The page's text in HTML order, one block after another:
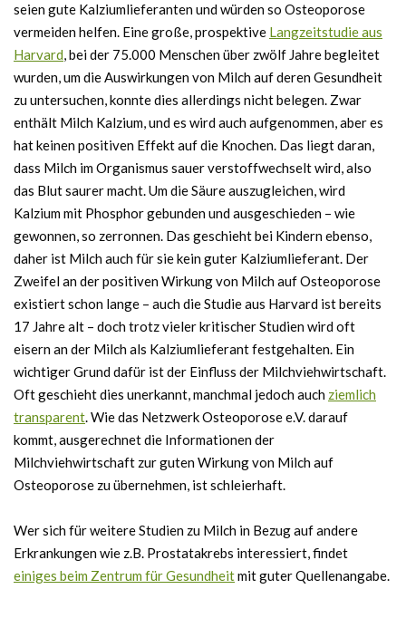
seien gute Kalziumlieferanten und würden so Osteoporose
vermeiden helfen. Eine große, prospektive Langzeitstudie aus
Harvard, bei der 75.000 Menschen über zwölf Jahre begleitet
wurden, um die Auswirkungen von Milch auf deren Gesundheit
zu untersuchen, konnte dies allerdings nicht belegen. Zwar
enthält Milch Kalzium, und es wird auch aufgenommen, aber es
hat keinen positiven Effekt auf die Knochen. Das liegt daran,
dass Milch im Organismus sauer verstoffwechselt wird, also
das Blut saurer macht. Um die Säure auszugleichen, wird
Kalzium mit Phosphor gebunden und ausgeschieden – wie
gewonnen, so zerronnen. Das geschieht bei Kindern ebenso,
daher ist Milch auch für sie kein guter Kalziumlieferant. Der
Zweifel an der positiven Wirkung von Milch auf Osteoporose
existiert schon lange – auch die Studie aus Harvard ist bereits
17 Jahre alt – doch trotz vieler kritischer Studien wird oft
eisern an der Milch als Kalziumlieferant festgehalten. Ein
wichtiger Grund dafür ist der Einfluss der Milchviehwirtschaft.
Oft geschieht dies unerkannt, manchmal jedoch auch ziemlich
transparent. Wie das Netzwerk Osteoporose e.V. darauf
kommt, ausgerechnet die Informationen der
Milchviehwirtschaft zur guten Wirkung von Milch auf
Osteoporose zu übernehmen, ist schleierhaft.
Wer sich für weitere Studien zu Milch in Bezug auf andere
Erkrankungen wie z.B. Prostatakrebs interessiert, findet
einiges beim Zentrum für Gesundheitmit guter Quellenangabe.